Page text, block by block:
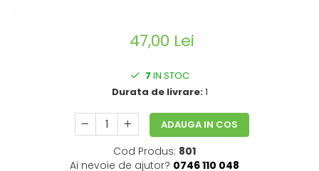
SUPLIMENTE COLESTEROL
SUPLIMENTE DETOXIFIERE
47,00 Lei
7 IN STOC
Durata de livrare:1
ADAUGA IN COS
Cod Produs: 801
Ai nevoie de ajutor? 0746 110 048